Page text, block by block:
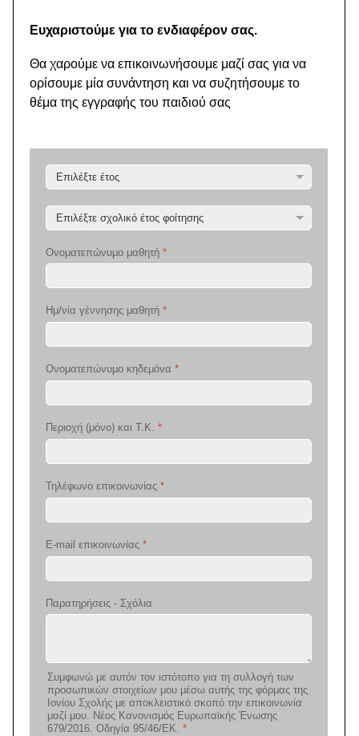
Ευχαριστούμε για το ενδιαφέρον σας.
Θα χαρούμε να επικοινωνήσουμε μαζί σας για να
ορίσουμε μία συνάντηση και να συζητήσουμε το
θέμα της εγγραφής του παιδιού σας
Ονοματεπώνυμο μαθητή*
Ημ/νία γέννησης μαθητή*
Ονοματεπώνυμο κηδεμόνα*
Περιοχή (μόνο) και Τ.Κ.*
Τηλέφωνο επικοινωνίας*
E-mail επικοινωνίας*
Παρατηρήσεις - Σχόλια
Συμφωνώ με αυτόν τον ιστότοπο για τη συλλογή των
προσωπικών στοιχείων μου μέσω αυτής της φόρμας της
Ιονίου Σχολής με αποκλειστικό σκοπό την επικοινωνία
μαζί μου. Νέος Κανονισμός Ευρωπαϊκής Ένωσης
679/2016. Οδηγία 95/46/ΕΚ.*